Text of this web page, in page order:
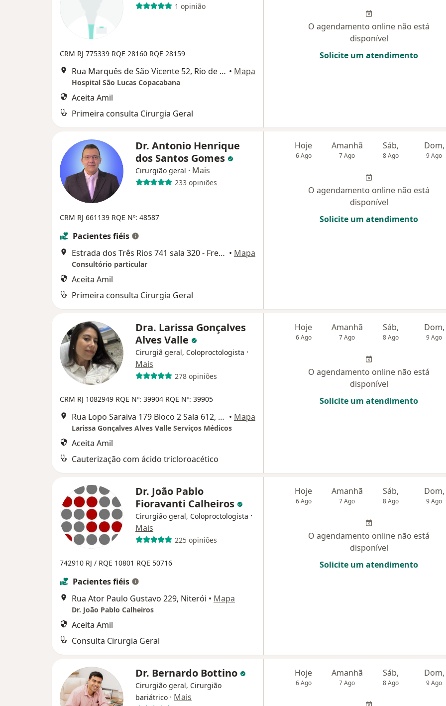
1 opinião
CRM RJ 775339 RQE 28160 RQE 28159
Rua Marquês de São Vicente 52, Rio de Janeiro • Mapa
Hospital São Lucas Copacabana
Aceita Amil
Primeira consulta Cirurgia Geral
O agendamento online não está
disponível
Solicite um atendimento
Dr. Antonio Henrique
dos Santos Gomes
Cirurgião geral · Mais
233 opiniões
CRM RJ 661139 RQE Nº: 48587
Pacientes fiéis
Estrada dos Três Rios 741 sala 320 - Freguesia - Jacarepagua, Rio de Janeiro • Mapa
Consultório particular
Aceita Amil
Primeira consulta Cirurgia Geral
Hoje
6 Ago
Amanhã
7 Ago
Sáb,
8 Ago
Dom,
9 Ago
O agendamento online não está
disponível
Solicite um atendimento
Dra. Larissa Gonçalves
Alves Valle
Cirurgiã geral, Coloproctologista ·
Mais
278 opiniões
CRM RJ 1082949 RQE Nº: 39904 RQE Nº: 39905
Rua Lopo Saraiva 179 Bloco 2 Sala 612, Pechincha, Rio de Janeiro • Mapa
Larissa Gonçalves Alves Valle Serviços Médicos
Aceita Amil
Cauterização com ácido tricloroacético
Hoje
6 Ago
Amanhã
7 Ago
Sáb,
8 Ago
Dom,
9 Ago
O agendamento online não está
disponível
Solicite um atendimento
Dr. João Pablo
Fioravanti Calheiros
Cirurgião geral, Coloproctologista ·
Mais
225 opiniões
742910 RJ / RQE 10801 RQE 50716
Pacientes fiéis
Rua Ator Paulo Gustavo 229, Niterói • Mapa
Dr. João Pablo Calheiros
Aceita Amil
Consulta Cirurgia Geral
Hoje
6 Ago
Amanhã
7 Ago
Sáb,
8 Ago
Dom,
9 Ago
O agendamento online não está
disponível
Solicite um atendimento
Dr. Bernardo Bottino
Cirurgião geral, Cirurgião
bariátrico · Mais
Hoje
6 Ago
Amanhã
7 Ago
Sáb,
8 Ago
Dom,
9 Ago